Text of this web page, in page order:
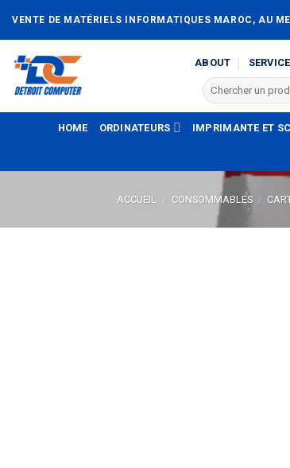
VENTE DE MATÉRIELS INFORMATIQUES MAROC, AU
ABOUT
Recherche
pour :
HOME ORDINATEURS IMPRIMANTE ET
ACCUEIL / CONSOMMABLES /